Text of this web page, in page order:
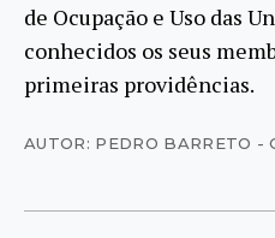
de Ocupação e Uso das
conhecidos os seus
primeiras providências.
AUTOR: PEDRO BARRETO -